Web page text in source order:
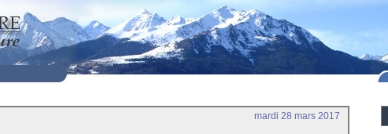
mardi 28 mars 2017